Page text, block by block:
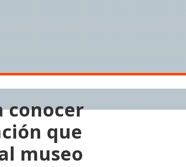
conocer
que
museo